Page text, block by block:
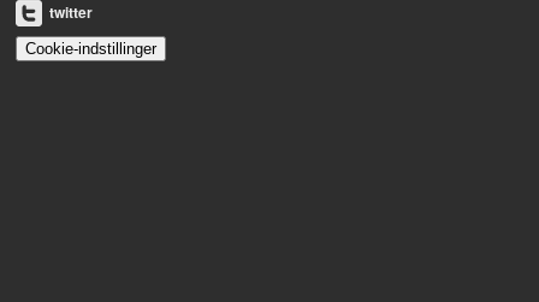
twitter
Cookie-indstillinger